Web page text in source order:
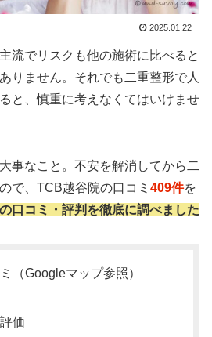
2025.01.22
流でリスクも他の施術に比べると
りません。それでも二重整形で人
と、慎重に考えなくてはいけませ
事なこと。不安を解消してから二
で、TCB越谷院の口コミ 409件を
口コミ・評判を徹底に調べました
（Googleマップ参照）
価